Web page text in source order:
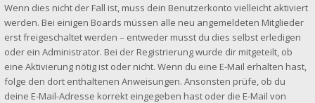
Wenn dies nicht der Fall ist, muss dein Benutzerkonto vielleicht aktiviert
werden. Bei einigen Boards müssen alle neu angemeldeten Mitglieder
erst freigeschaltet werden – entweder musst du dies selbst erledigen
oder ein Administrator. Bei der Registrierung wurde dir mitgeteilt, ob
eine Aktivierung nötig ist oder nicht. Wenn du eine E-Mail erhalten hast,
folge den dort enthaltenen Anweisungen. Ansonsten prüfe, ob du
deine E-Mail-Adresse korrekt eingegeben hast oder die E-Mail von